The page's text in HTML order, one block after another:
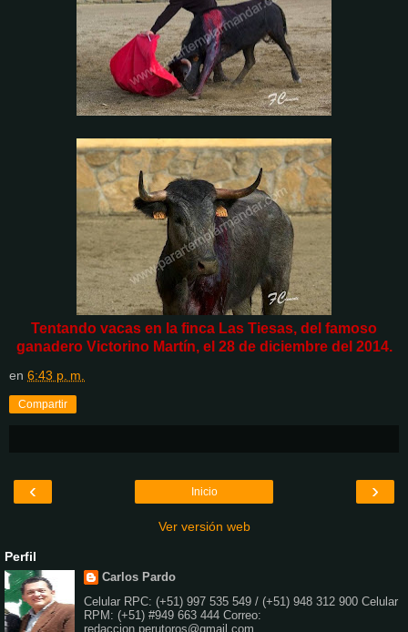
Tentando vacas en la finca Las Tiesas, del famoso
ganadero Victorino Martín, el 28 de diciembre del 2014.
en 6:43 p. m.
Compartir
‹ ›
Inicio
Ver versión web
Perfil
Carlos Pardo
Celular RPC: (+51) 997 535 549 / (+51) 948 312 900 Celular
RPM: (+51) #949 663 444 Correo:
redaccion.perutoros@gmail.com